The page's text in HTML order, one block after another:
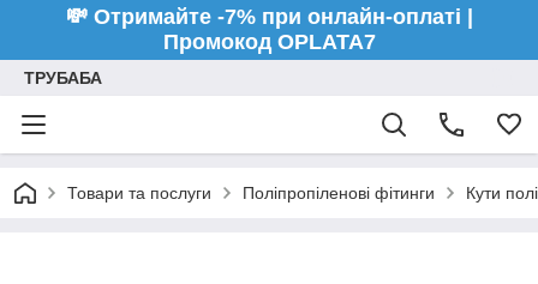
💸 Отримайте -7% при онлайн-оплаті |
Промокод OPLATA7
ТРУБАБА
Товари та послуги Поліпропіленові фітинги Кути